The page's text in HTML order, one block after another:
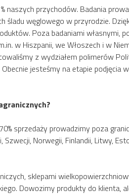
naszych przychodów. Badania
śladu węglowego w przyrodzie.
Poza badaniami własnymi,
w Hiszpanii, we Włoszech i w
z wydziałem polimerów
jesteśmy na etapie podjęcia
sprzedaży prowadzimy poza
Norwegii, Finlandii, Litwy,
sklepami
Dowozimy produkty do klienta,